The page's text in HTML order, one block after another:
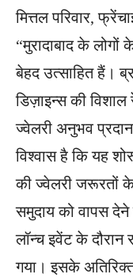
मित्तल परिवार,
“मुरादाबाद के
बेहद उत्साहित हैं।
डिज़ाइन्स की
ज्वेलरी अनुभव
विश्वास है कि यह
की ज्वेलरी जरूरतों के
समुदाय को वापस
लॉन्च इवेंट के दौरान
गया। इसके